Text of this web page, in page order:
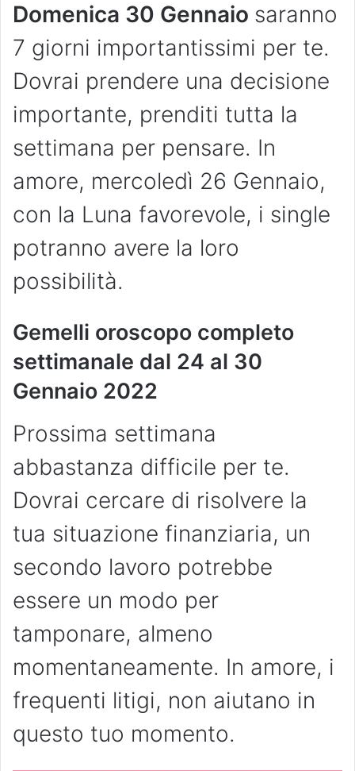
Domenica 30 Gennaio saranno
7 giorni importantissimi per te.
Dovrai prendere una decisione
importante, prenditi tutta la
settimana per pensare. In
amore, mercoledì 26 Gennaio,
con la Luna favorevole, i single
potranno avere la loro
possibilità.
Gemelli oroscopo completo
settimanale dal 24 al 30
Gennaio 2022
Prossima settimana
abbastanza difficile per te.
Dovrai cercare di risolvere la
tua situazione finanziaria, un
secondo lavoro potrebbe
essere un modo per
tamponare, almeno
momentaneamente. In amore, i
frequenti litigi, non aiutano in
questo tuo momento.